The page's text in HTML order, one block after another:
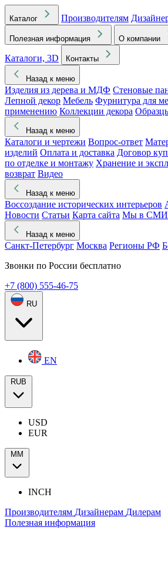
Каталог Производителям
Полезная информация О компании
Каталоги, 3D
Контакты
Назад к меню
Изделия из дерева и МДФ Стеновые
Лепной декор Мебель Фурнитура для
применению Коллекции декора
Назад к меню
Каталоги и чертежи Вопрос-ответ
изделий Оплата и доставка Договор
по отделке и монтажу Хранение и
возврат Видео
Назад к меню
Воссоздание исторических интерьеров
Новости Статьи Карта сайта Мы в СМИ
Назад к меню
Санкт-Петербург Москва Регионы РФ
Звонки по России бесплатно
+7 (800) 555-46-75
RU
EN
RUB
USD
EUR
ММ
INCH
Производителям Дизайнерам Дилерам
Полезная информация